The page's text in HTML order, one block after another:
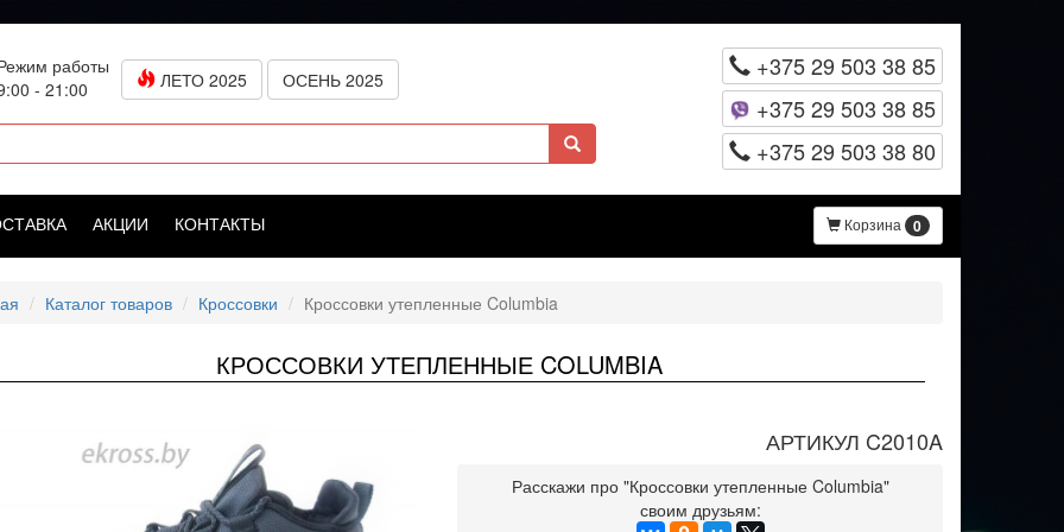
+375 29 503 38 85
+375 29 503 38 85
+375 29 503 38 80
работы
- 21:00
ЛЕТО 2025 ОСЕНЬ 2025
Корзина 0
АКЦИИ КОНТАКТЫ
Каталог товаров Кроссовки Кроссовки утепленные Columbia
КРОССОВКИ УТЕПЛЕННЫЕ COLUMBIA
АРТИКУЛ C2010A
Расскажи про "Кроссовки утепленные Columbia"
своим друзьям: